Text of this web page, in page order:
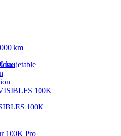
jetable
km
100K